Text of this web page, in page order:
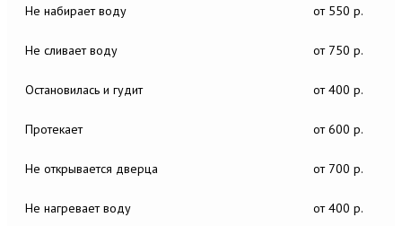
Не набирает воду от 550 р.
Не сливает воду от 750 р.
Остановилась и гудит от 400 р.
Протекает от 600 р.
Не открывается дверца от 700 р.
Не нагревает воду от 400 р.